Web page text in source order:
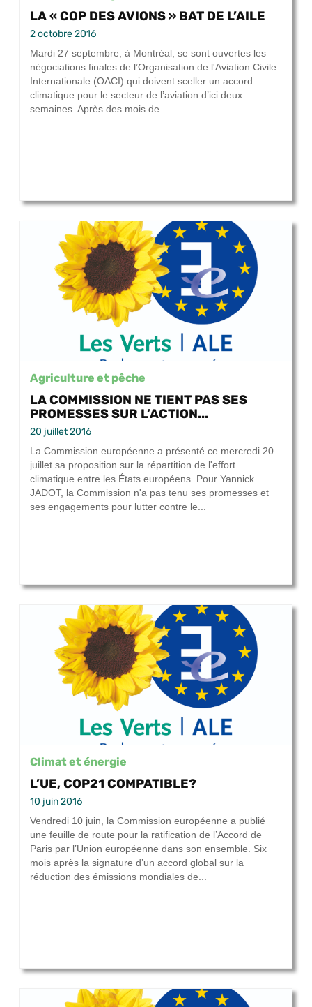
LA « COP DES AVIONS » BAT DE L’AILE
2 octobre 2016
Mardi 27 septembre, à Montréal, se sont ouvertes les
négociations finales de l’Organisation de l'Aviation Civile
Internationale (OACI) qui doivent sceller un accord
climatique pour le secteur de l’aviation d’ici deux
semaines. Après des mois de...
Agriculture et pêche
LA COMMISSION NE TIENT PAS SES
PROMESSES SUR L’ACTION...
20 juillet 2016
La Commission européenne a présenté ce mercredi 20
juillet sa proposition sur la répartition de l'effort
climatique entre les États européens. Pour Yannick
JADOT, la Commission n'a pas tenu ses promesses et
ses engagements pour lutter contre le...
Climat et énergie
L’UE, COP21 COMPATIBLE?
10 juin 2016
Vendredi 10 juin, la Commission européenne a publié
une feuille de route pour la ratification de l’Accord de
Paris par l’Union européenne dans son ensemble. Six
mois après la signature d’un accord global sur la
réduction des émissions mondiales de...